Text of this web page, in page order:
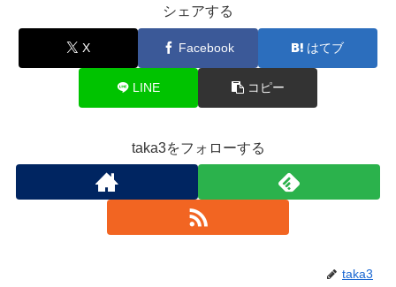
シェアする
X Facebook はてブ
LINE コピー
taka3をフォローする
taka3